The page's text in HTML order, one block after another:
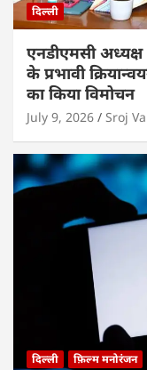
दिल्ली
एनडीएमसी
के प्रभावी
का किया विमोचन
July 9, 2026 Sroj
दिल्ली फ़िल्म मनोरंजन